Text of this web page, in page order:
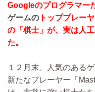
Googleのプログラマー
ゲームの トッププレー
の「棋士」が、実は人
た。
１２月末、人気のある
新たなプレーヤー「